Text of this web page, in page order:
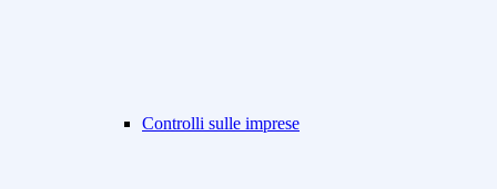
Controlli sulle imprese